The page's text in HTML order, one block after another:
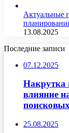
Актуальные
13.08.2025
Последние записи
07.12.2025
Накрутка
влияние
25.08.2025